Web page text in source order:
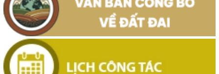
số 59, tờ bản đồ số 89 thuộc Đoàn Kết 1, phường Buôn Hồ, tỉnh
Đắk Lắk do Nguyễn Thị Bích Liên và bà Nguyễn Thị Kiều Oanh;
thường trú tại TDP An Bình 4, phường Buôn Hồ, tỉnh Đắk Lắk đang
sử dụng
(29/07/2026, 00:00)
Thông báo về việc niêm yết, công khai hồ sơ mất Giấy chứng nhận